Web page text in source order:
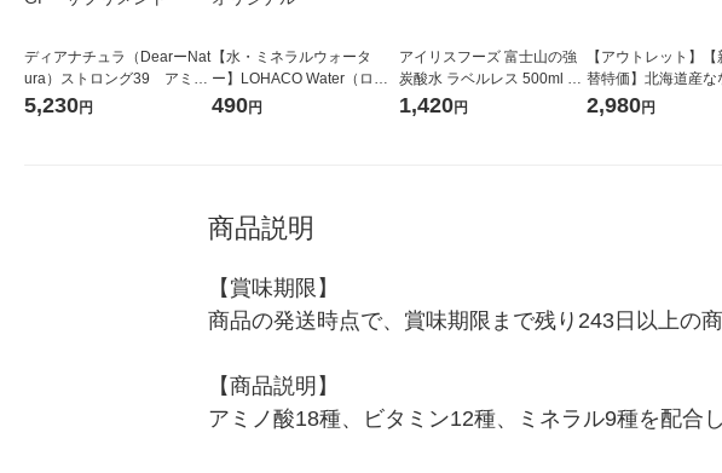
ディアナチュラ（DearーNat
ura）ストロング39 アミノ
マルチビタミン＆ミネラ
5,230円
【水・ミネラルウォータ
ー】LOHACO Water（ロハ
コウォーター）2L ラベルレ
490円
アイリスフーズ 富士山の強
炭酸水 ラベルレス 500ml 1
箱（24本入）
1,420円
【アウトレット】【
替特価】北海道産な
し 無洗米 5kg 1袋 令
2,980円
商品説明
【賞味期限】
商品の発送時点で、賞味期限まで残り243日以上の
【商品説明】
アミノ酸18種、ビタミン12種、ミネラル9種を配合し